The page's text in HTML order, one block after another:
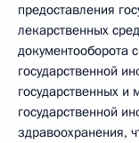
предоставления
лекарственных
документооборота
государственной
государственных и
государственной
здравоохранения,